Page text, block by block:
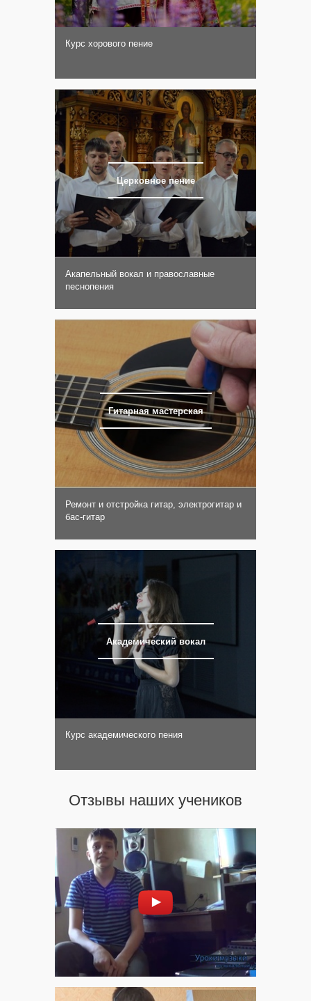
Курс хорового пение
Церковное пение
Акапельный вокал и православные
песнопения
Гитарная мастерская
Ремонт и отстройка гитар, электрогитар и
бас-гитар
Академический вокал
Курс академического пения
Отзывы наших учеников